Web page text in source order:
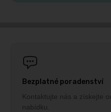
Bezplatné poradenství
Kontaktujte nás a získejte
nabídku.